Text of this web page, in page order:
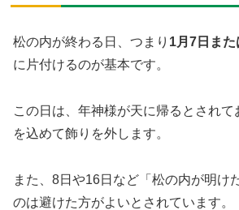
松の内が終わる日、つまり 1月7日また
に片付けるのが基本です。
この日は、年神様が天に帰るとされて
を込めて飾りを外します。
また、8日や16日など「松の内が明け
のは避けた方がよいとされています。